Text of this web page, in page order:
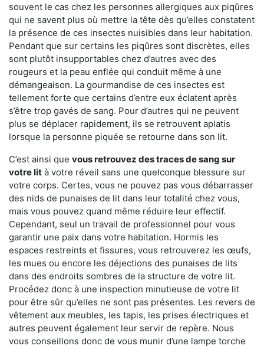
souvent le cas chez les personnes allergiques aux piqûres
qui ne savent plus où mettre la tête dès qu’elles constatent
la présence de ces insectes nuisibles dans leur habitation.
Pendant que sur certains les piqûres sont discrètes, elles
sont plutôt insupportables chez d’autres avec des
rougeurs et la peau enflée qui conduit même à une
démangeaison. La gourmandise de ces insectes est
tellement forte que certains d’entre eux éclatent après
s’être trop gavés de sang. Pour d’autres qui ne peuvent
plus se déplacer rapidement, ils se retrouvent aplatis
lorsque la personne piquée se retourne dans son lit.
C’est ainsi que vous retrouvez des traces de sang sur
votre lit à votre réveil sans une quelconque blessure sur
votre corps. Certes, vous ne pouvez pas vous débarrasser
des nids de punaises de lit dans leur totalité chez vous,
mais vous pouvez quand même réduire leur effectif.
Cependant, seul un travail de professionnel pour vous
garantir une paix dans votre habitation. Hormis les
espaces restreints et fissures, vous retrouverez les œufs,
les mues ou encore les déjections des punaises de lits
dans des endroits sombres de la structure de votre lit.
Procédez donc à une inspection minutieuse de votre lit
pour être sûr qu’elles ne sont pas présentes. Les revers de
vêtement aux meubles, les tapis, les prises électriques et
autres peuvent également leur servir de repère. Nous
vous conseillons donc de vous munir d’une lampe torche